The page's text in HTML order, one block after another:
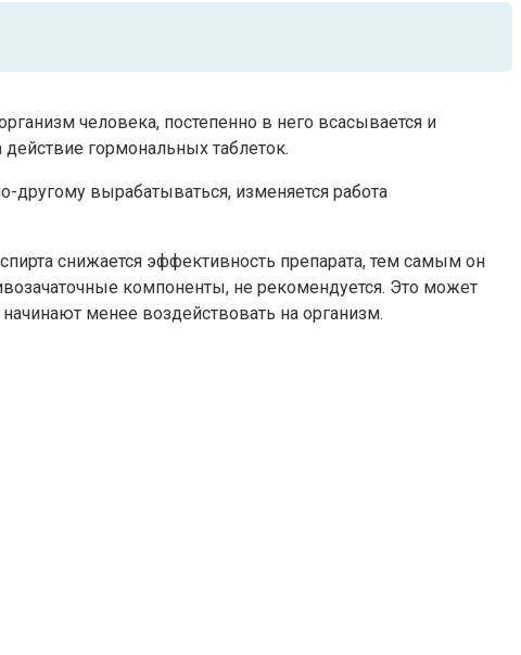
человека, постепенно в него всасывается и
гормональных таблеток.
вырабатываться, изменяется работа
снижается эффективность препарата, тем самым он
компоненты, не рекомендуется. Это может
менее воздействовать на организм.